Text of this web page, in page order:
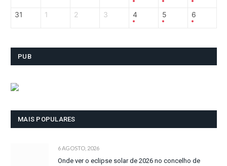
31 1 2 3 4 5 6
PUB
MAIS POPULARES
6 AGOSTO, 2026
Onde ver o eclipse solar de 2026 no concelho de